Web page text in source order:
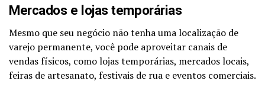
Mercados e lojas temporárias
Mesmo que seu negócio não tenha uma localização de
varejo permanente, você pode aproveitar canais de
vendas físicos, como lojas temporárias, mercados locais,
feiras de artesanato, festivais de rua e eventos comerciais.